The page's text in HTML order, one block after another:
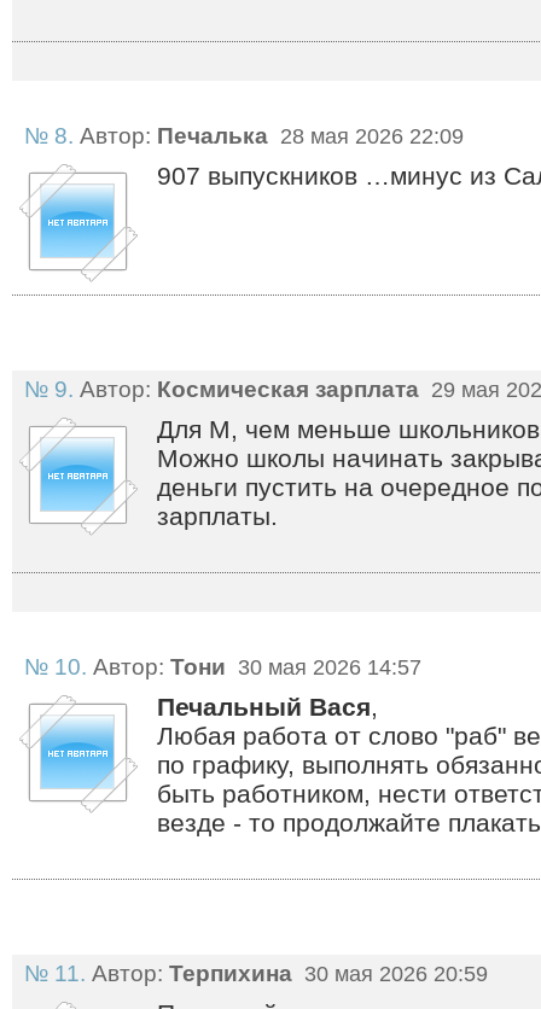
№ 8. Автор: Печалька 28 мая 2026 22:09
907 выпускников …минус из
№ 9. Автор: Космическая зарплата 29 мая
Для М, чем меньше
Можно школы начинать
деньги пустить на очередное
зарплаты.
№ 10. Автор: Тони 30 мая 2026 14:57
Печальный Вася,
Любая работа от слово "раб"
по графику, выполнять
быть работником, нести
везде - то продолжайте
№ 11. Автор: Терпихина 30 мая 2026 20:59